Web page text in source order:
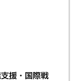
援・国際戦